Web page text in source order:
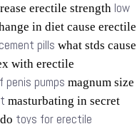
erectile strength low
in diet cause erectile
pills what stds cause
with erectile
pumps magnum size
masturbating in secret
toys for erectile